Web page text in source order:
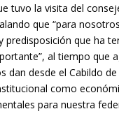
tuvo la visita del
que “para
predisposición que ha
al tiempo que
dan desde el Cabildo
como
para nuestra